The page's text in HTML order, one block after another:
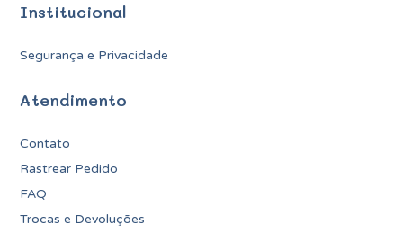
Institucional
Segurança e Privacidade
Atendimento
Contato
Rastrear Pedido
FAQ
Trocas e Devoluções